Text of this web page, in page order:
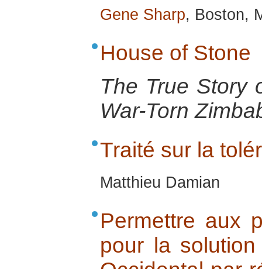
Gene Sharp, Boston,
House of Stone
The True Story
War-Torn
Traité sur la
Matthieu Damian
Permettre aux
pour la